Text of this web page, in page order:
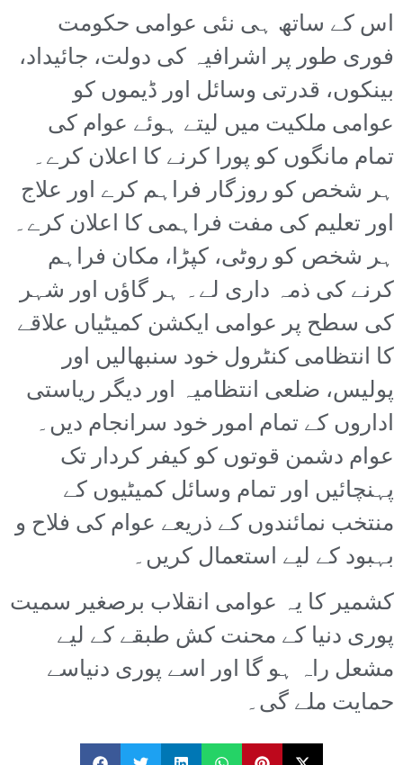
اس کے ساتھ ہی نئی عوامی حکومت
فوری طور پر اشرافیہ کی دولت، جائیداد،
بینکوں، قدرتی وسائل اور ڈیموں کو
عوامی ملکیت میں لیتے ہوئے عوام کی
تمام مانگوں کو پورا کرنے کا اعلان کرے۔
ہر شخص کو روزگار فراہم کرے اور علاج
اور تعلیم کی مفت فراہمی کا اعلان کرے۔
ہر شخص کو روٹی، کپڑا، مکان فراہم
کرنے کی ذمہ داری لے۔ ہر گاؤں اور شہر
کی سطح پر عوامی ایکشن کمیٹیاں علاقے
کا انتظامی کنٹرول خود سنبھالیں اور
پولیس، ضلعی انتظامیہ اور دیگر ریاستی
اداروں کے تمام امور خود سرانجام دیں۔
عوام دشمن قوتوں کو کیفر کردار تک
پہنچائیں اور تمام وسائل کمیٹیوں کے
منتخب نمائندوں کے ذریعے عوام کی فلاح و
بہبود کے لیے استعمال کریں۔
کشمیر کا یہ عوامی انقلاب برصغیر سمیت
پوری دنیا کے محنت کش طبقے کے لیے
مشعل راہ ہو گا اور اسے پوری دنیاسے
حمایت ملے گی۔